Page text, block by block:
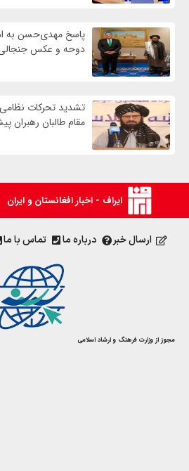
پاسخ مهدی‌حسن به
دوحه و عکس جنجالی
تشدید تحرکات نظامی
مقام طالبان رهبران
ایراف - اخبار افغانستان و ایران
ارسال خبر درباره ما تماس با ما
مجوز از وزارت فرهنگ و ارشاد اسلامی